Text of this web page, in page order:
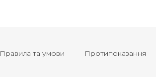
Правила та умови Протипоказання